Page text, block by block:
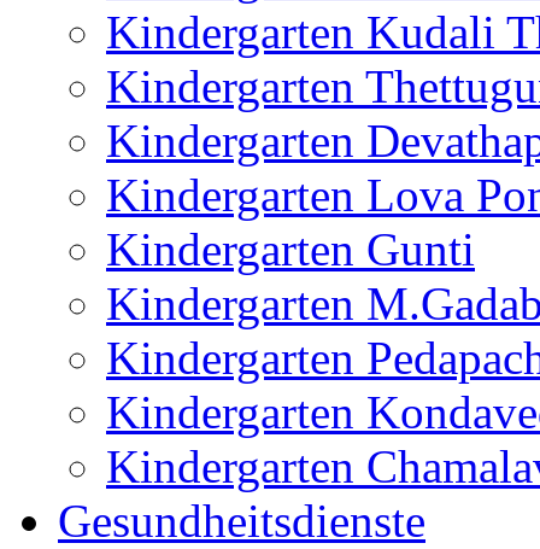
Kindergarten Kudali
Kindergarten
Kindergarten
Kindergarten Lova
Kindergarten Gunti
Kindergarten
Kindergarten
Kindergarten
Kindergarten
Gesundheitsdienste